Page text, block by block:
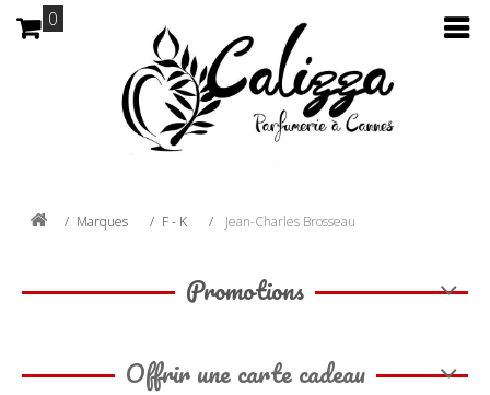
0
Marques F - K Jean-Charles Brosseau
Promotions
Offrir une carte cadeau